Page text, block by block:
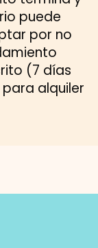
puede
por no
(7 días
alquiler